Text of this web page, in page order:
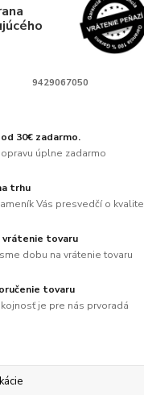
9429067050
30€ zadarmo.
úplne zadarmo
trhu
Vás presvedčí o kvalite
vrátenie tovaru
dobu na vrátenie tovaru
tovaru
je pre nás prvoradá